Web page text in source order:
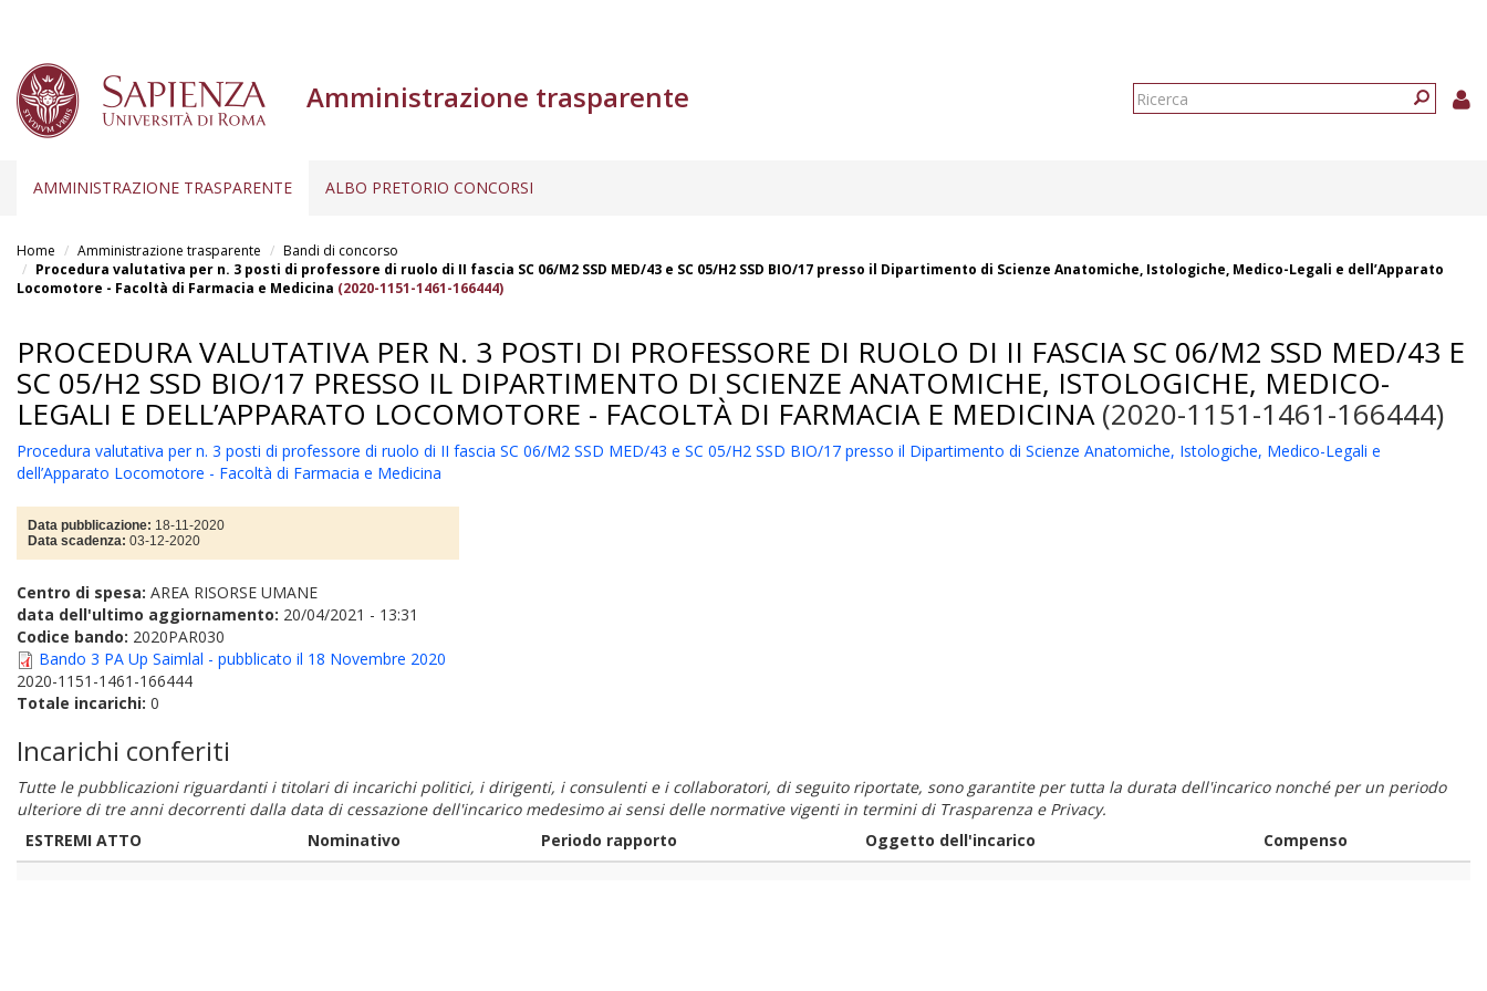
contenuto
principale
Amministrazione trasparente
Form
AMMINISTRAZIONE TRASPARENTE ALBO PRETORIO CONCORSI
Home Amministrazione trasparente
Bandi di concorso
Procedura valutativa per n. 3 posti di professore di ruolo di II fascia SC 06/M2 SSD MED/43 e SC 05/H2 SSD BIO/17 presso il Dipartimento di Scienze Anatomiche, Istologiche, Medico-Legali e dell’Apparato
Locomotore - Facoltà di Farmacia e Medicina (2020-1151-1461-166444)
PROCEDURA VALUTATIVA PER N. 3 POSTI DI PROFESSORE DI RUOLO DI II FASCIA SC 06/M2 SSD MED/43 E
SC 05/H2 SSD BIO/17 PRESSO IL DIPARTIMENTO DI SCIENZE ANATOMICHE, ISTOLOGICHE, MEDICO-
LEGALI E DELL’APPARATO LOCOMOTORE - FACOLTÀ DI FARMACIA E MEDICINA(2020-1151-1461-166444)
Procedura valutativa per n. 3 posti di professore di ruolo di II fascia SC 06/M2 SSD MED/43 e SC 05/H2 SSD BIO/17 presso il Dipartimento di Scienze Anatomiche, Istologiche, Medico-Legali e
dell’Apparato Locomotore - Facoltà di Farmacia e Medicina
Data pubblicazione: 18-11-2020
Data scadenza: 03-12-2020
Centro di spesa: AREA RISORSE UMANE
data dell'ultimo aggiornamento: 20/04/2021 - 13:31
Codice bando: 2020PAR030
Bando 3 PA Up Saimlal - pubblicato il 18 Novembre 2020
2020-1151-1461-166444
Totale incarichi: 0
Incarichi conferiti
Tutte le pubblicazioni riguardanti i titolari di incarichi politici, i dirigenti, i consulenti e i collaboratori, di seguito riportate, sono garantite per tutta la durata dell'incarico nonché per un periodo
ulteriore di tre anni decorrenti dalla data di cessazione dell'incarico medesimo ai sensi delle normative vigenti in termini di Trasparenza e Privacy.
ESTREMI ATTO
Nominativo Periodo rapporto Oggetto dell'incarico Compenso